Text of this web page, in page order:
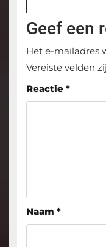
Geef een
Het e-mailadres
Vereiste velden
Reactie *
Naam *